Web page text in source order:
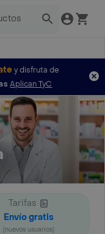
y disfruta de
Aplican TyC
Tarifas
Envío gratis
(nuevos usuarios)